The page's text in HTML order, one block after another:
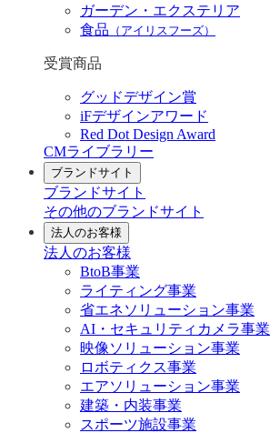
ガーデン・エクステリア
食品 （アイリスフーズ）
受賞商品
グッドデザイン賞
iFデザインアワード
Red Dot Design Award
CMライブラリー
ブランドサイト
ブランドサイト
その他のブランドサイト
法人のお客様
法人のお客様
BtoB事業
ライティング事業
省エネソリューション事業
AI・セキュリティカメラ事業
映像ソリューション事業
ロボティクス事業
エアソリューション事業
建築・内装事業
スポーツ施設事業